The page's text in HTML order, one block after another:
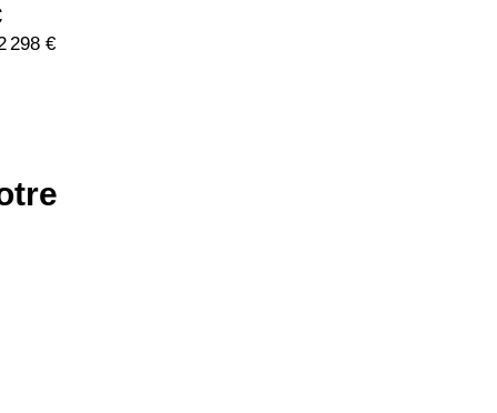
298 €